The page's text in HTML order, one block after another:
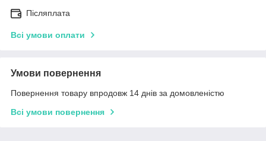
Післяплата
Всі умови оплати
Умови повернення
Повернення товару впродовж 14 днів за домовленістю
Всі умови повернення